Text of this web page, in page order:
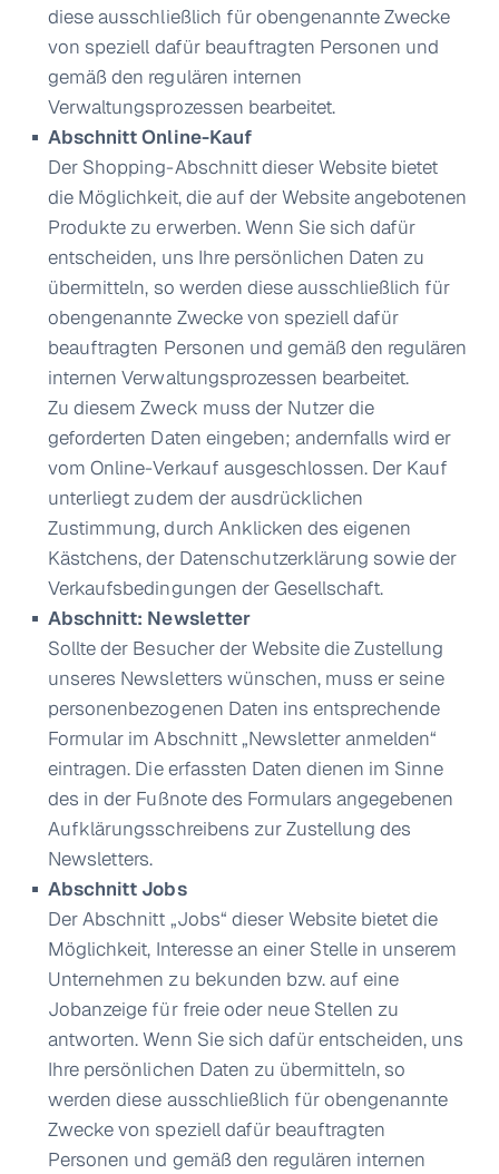
diese ausschließlich für obengenannte Zwecke
von speziell dafür beauftragten Personen und
gemäß den regulären internen
Verwaltungsprozessen bearbeitet.
Abschnitt Online-Kauf
Der Shopping-Abschnitt dieser Website bietet
die Möglichkeit, die auf der Website angebotenen
Produkte zu erwerben. Wenn Sie sich dafür
entscheiden, uns Ihre persönlichen Daten zu
übermitteln, so werden diese ausschließlich für
obengenannte Zwecke von speziell dafür
beauftragten Personen und gemäß den regulären
internen Verwaltungsprozessen bearbeitet.
Zu diesem Zweck muss der Nutzer die
geforderten Daten eingeben; andernfalls wird er
vom Online-Verkauf ausgeschlossen. Der Kauf
unterliegt zudem der ausdrücklichen
Zustimmung, durch Anklicken des eigenen
Kästchens, der Datenschutzerklärung sowie der
Verkaufsbedingungen der Gesellschaft.
Abschnitt: Newsletter
Sollte der Besucher der Website die Zustellung
unseres Newsletters wünschen, muss er seine
personenbezogenen Daten ins entsprechende
Formular im Abschnitt „Newsletter anmelden“
eintragen. Die erfassten Daten dienen im Sinne
des in der Fußnote des Formulars angegebenen
Aufklärungsschreibens zur Zustellung des
Newsletters.
Abschnitt Jobs
Der Abschnitt „Jobs“ dieser Website bietet die
Möglichkeit, Interesse an einer Stelle in unserem
Unternehmen zu bekunden bzw. auf eine
Jobanzeige für freie oder neue Stellen zu
antworten. Wenn Sie sich dafür entscheiden, uns
Ihre persönlichen Daten zu übermitteln, so
werden diese ausschließlich für obengenannte
Zwecke von speziell dafür beauftragten
Personen und gemäß den regulären internen